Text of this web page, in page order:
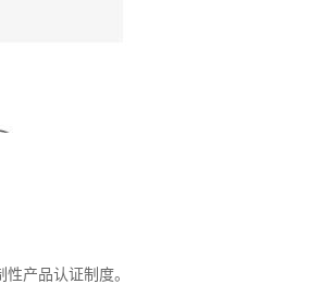
产品认证制度。